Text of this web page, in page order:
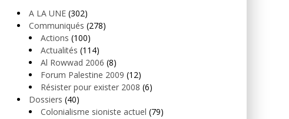
A LA UNE (302)
Communiqués (278)
Actions (100)
Actualités (114)
Al Rowwad 2006 (8)
Forum Palestine 2009 (12)
Résister pour exister 2008 (6)
Dossiers (40)
Colonialisme sioniste actuel (79)